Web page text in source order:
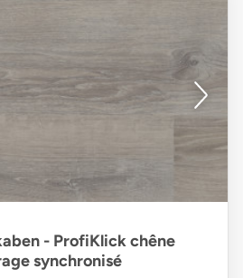
- ProfiKlick chêne
synchronisé